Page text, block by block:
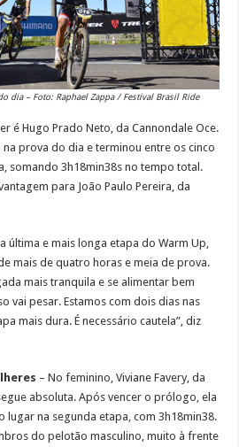
dia – Foto: Raphael Zappa / Festival Brasil Ride
é Hugo Prado Neto, da Cannondale Oce.
prova do dia e terminou entre os cinco
somando 3h18min38s no tempo total.
para João Paulo Pereira, da
última e mais longa etapa do Warm Up,
mais de quatro horas e meia de prova.
mais tranquila e se alimentar bem
vai pesar. Estamos com dois dias nas
mais dura. É necessário cautela”, diz
– No feminino, Viviane Favery, da
absoluta. Após vencer o prólogo, ela
lugar na segunda etapa, com 3h18min38.
do pelotão masculino, muito à frente